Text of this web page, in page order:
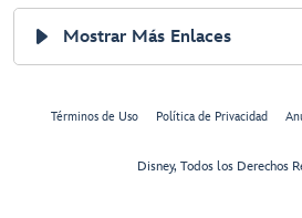
Mostrar Más Enlaces
Términos de Uso Política de Privacidad
Disney, Todos los Derechos